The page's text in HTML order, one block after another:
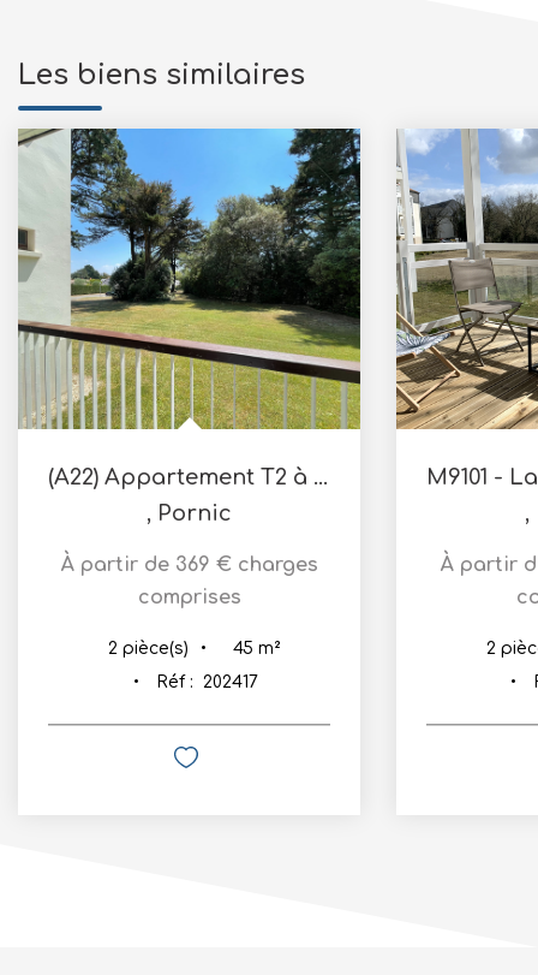
Les biens similaires
(A22) Appartement T2 à 300m de la plage
, Pornic
À partir de 369 € charges
comprises
2 pièce(s) 45 m²
Réf :
202417
,
À partir
2